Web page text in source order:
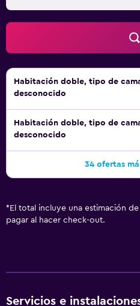
esparcimiento que se indican
instalaciones o cerca del
Habitación doble, tipo de
desconocido
Habitación doble, tipo de
desconocido
34 ofertas
* El total incluye una estimación
pagar al hacer check-out.
Servicios e